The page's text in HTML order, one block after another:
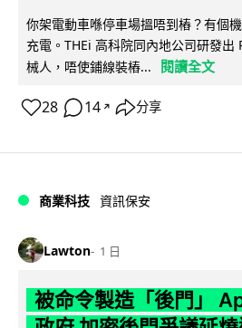
你架電動車喺停車場搵唔到樁？有個
充電。THEi 高科院同內地公司研發
械人，唔使鋪線裝樁...
閱讀全文
28 14 ↗ 分享
商業科技 資訊保安
Lawton 1 日
被命令製造「後門」